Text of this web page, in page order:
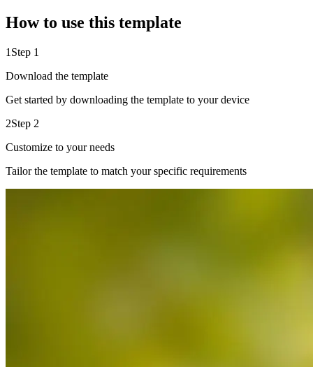
How to use this template
1 Step 1
Download the template
Get started by downloading the template to your device
2Step 2
Customize to your needs
Tailor the template to match your specific requirements